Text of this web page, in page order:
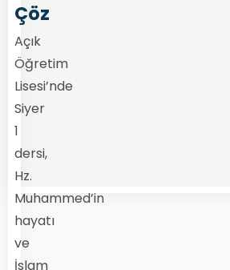
Çöz
Açık
Öğretim
Lisesi’nde
Siyer
1
dersi,
Hz.
Muhammed’in
hayatı
ve
İslam